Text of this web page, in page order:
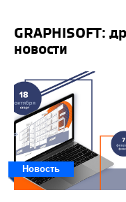
GRAPHISOFT: другие статьи и
новости
Новость